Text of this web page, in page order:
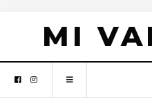
MI